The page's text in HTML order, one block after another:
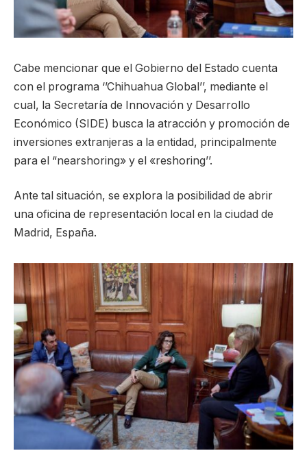
Cabe mencionar que el Gobierno del Estado cuenta
con el programa ‘’Chihuahua Global’’, mediante el
cual, la Secretaría de Innovación y Desarrollo
Económico (SIDE) busca la atracción y promoción de
inversiones extranjeras a la entidad, principalmente
para el “nearshoring» y el «reshoring’’.
Ante tal situación, se explora la posibilidad de abrir
una oficina de representación local en la ciudad de
Madrid, España.